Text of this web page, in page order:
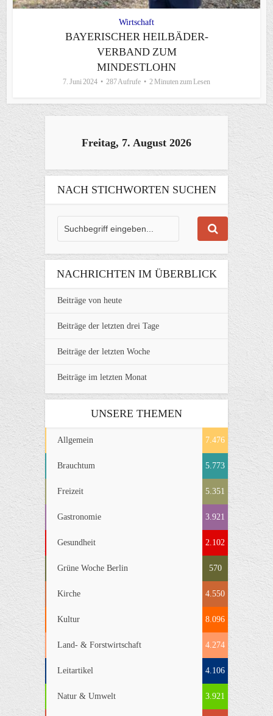
Wirtschaft
BAYERISCHER HEILBÄDER-
VERBAND ZUM
MINDESTLOHN
7. Juni 2024 287 Aufrufe 2 Minuten zum Lesen
Freitag, 7. August 2026
NACH STICHWORTEN SUCHEN
NACHRICHTEN IM ÜBERBLICK
Beiträge von heute
Beiträge der letzten drei Tage
Beiträge der letzten Woche
Beiträge im letzten Monat
UNSERE THEMEN
Allgemein 7.476
Brauchtum 5.773
Freizeit 5.351
Gastronomie 3.921
Gesundheit 2.102
Grüne Woche Berlin 570
Kirche 4.550
Kultur 8.096
Land- & Forstwirtschaft 4.274
Leitartikel 4.106
Natur & Umwelt 3.921